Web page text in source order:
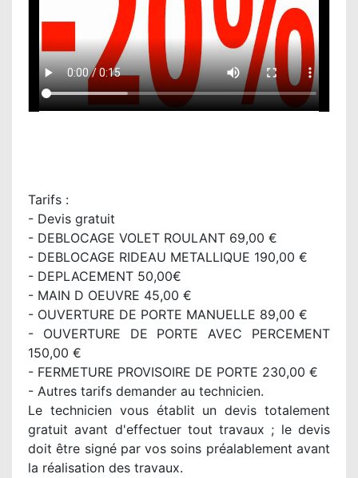
Tarifs :
- Devis gratuit
- DEBLOCAGE VOLET ROULANT 69,00 €
- DEBLOCAGE RIDEAU METALLIQUE 190,00 €
- DEPLACEMENT 50,00€
- MAIN D OEUVRE 45,00 €
- OUVERTURE DE PORTE MANUELLE 89,00 €
- OUVERTURE DE PORTE AVEC PERCEMENT
150,00 €
- FERMETURE PROVISOIRE DE PORTE 230,00 €
- Autres tarifs demander au technicien.
Le technicien vous établit un devis totalement
gratuit avant d'effectuer tout travaux ; le devis
doit être signé par vos soins préalablement avant
la réalisation des travaux.